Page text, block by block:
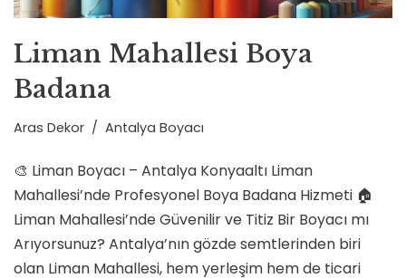
Liman Mahallesi Boya
Badana
Aras Dekor Antalya Boyacı
🎨 Liman Boyacı – Antalya Konyaaltı Liman
Mahallesi’nde Profesyonel Boya Badana Hizmeti 🏠
Liman Mahallesi’nde Güvenilir ve Titiz Bir Boyacı mı
Arıyorsunuz? Antalya’nın gözde semtlerinden biri
olan Liman Mahallesi, hem yerleşim hem de ticari